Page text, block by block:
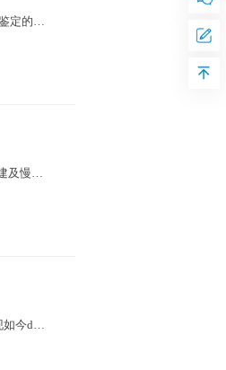
近年来，大量研究表明 STR 基因分型 方法是进行细胞交叉污染和性质鉴定的最有效和准确的方法之一，STR基因分型应用于细胞鉴定已被ATCC等机构强烈推荐。美国的ATCC 细胞库、德国的DSMZ细胞库以及日本的JCRB细胞库等为STR 分型提供了各细胞株的数据供比对。
科佰生物为客户提供从sgRNA文库设计、芯片Oligo引物合成、文库构建及慢病毒包装到筛选的一站式基因功能筛选服务。
PCR技术从1983年开始依次经历普通PCR，Real-Time PCR和dPCR，现如今dPCR技术的发展就像1990年代末的Real-Time PCR发展一样，发展迅猛。